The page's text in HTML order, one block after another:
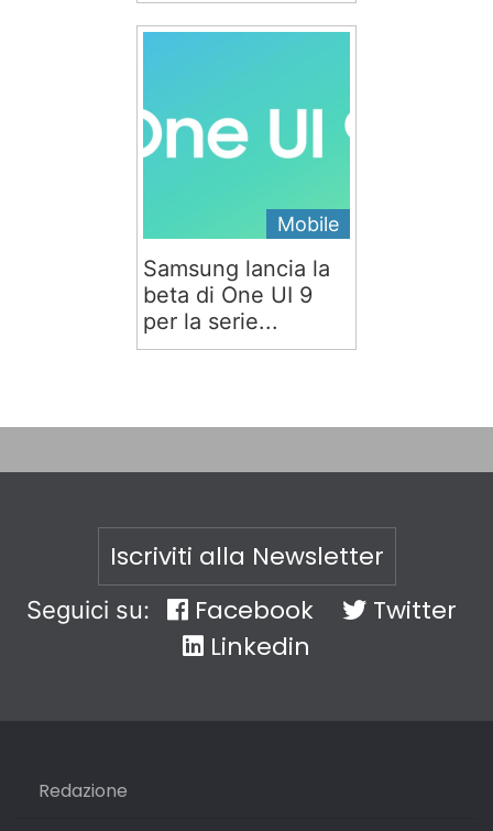
Mobile
Samsung lancia la
beta di One UI 9
per la serie...
Iscriviti alla Newsletter
Seguici su: Facebook
Twitter
Linkedin
Redazione